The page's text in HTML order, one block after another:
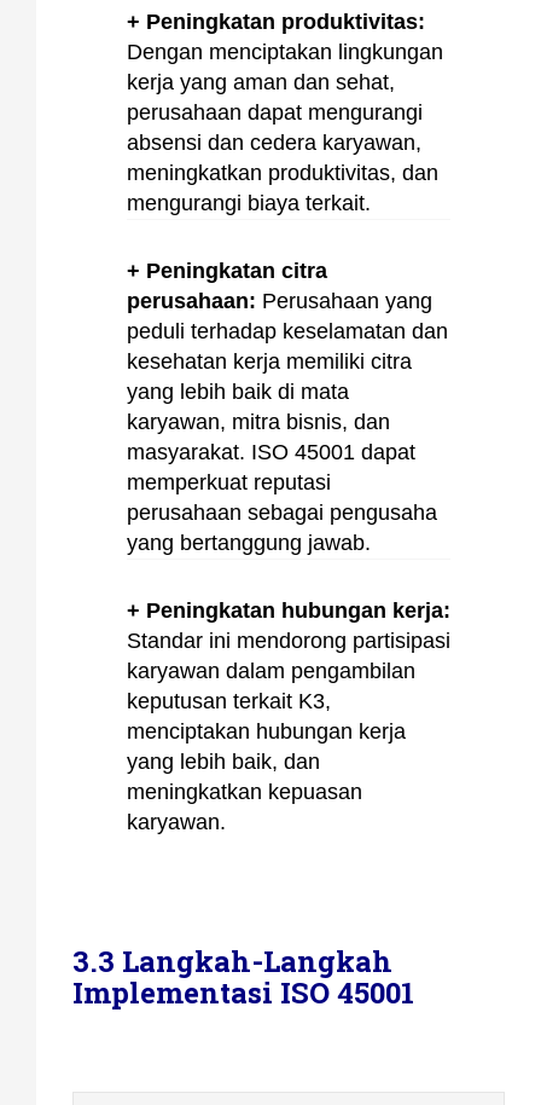
+ Peningkatan produktivitas:
Dengan menciptakan lingkungan
kerja yang aman dan sehat,
perusahaan dapat mengurangi
absensi dan cedera karyawan,
meningkatkan produktivitas, dan
mengurangi biaya terkait.
+ Peningkatan citra
perusahaan: Perusahaan yang
peduli terhadap keselamatan dan
kesehatan kerja memiliki citra
yang lebih baik di mata
karyawan, mitra bisnis, dan
masyarakat. ISO 45001 dapat
memperkuat reputasi
perusahaan sebagai pengusaha
yang bertanggung jawab.
+ Peningkatan hubungan kerja:
Standar ini mendorong partisipasi
karyawan dalam pengambilan
keputusan terkait K3,
menciptakan hubungan kerja
yang lebih baik, dan
meningkatkan kepuasan
karyawan.
3.3 Langkah-Langkah
Implementasi ISO 45001